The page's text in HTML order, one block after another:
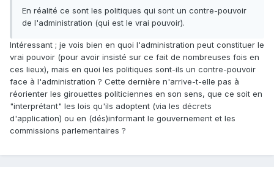
En réalité ce sont les politiques qui sont un contre-pouvoir
de l'administration (qui est le vrai pouvoir).
Intéressant ; je vois bien en quoi l'administration peut constituer le
vrai pouvoir (pour avoir insisté sur ce fait de nombreuses fois en
ces lieux), mais en quoi les politiques sont-ils un contre-pouvoir
face à l'administration ? Cette dernière n'arrive-t-elle pas à
réorienter les girouettes politiciennes en son sens, que ce soit en
"interprétant" les lois qu'ils adoptent (via les décrets
d'application) ou en (dés)informant le gouvernement et les
commissions parlementaires ?